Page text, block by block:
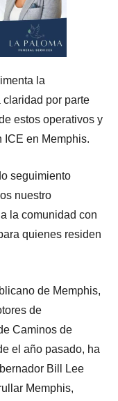
la
por parte
estos operativos y
ICE en Memphis.
seguimiento
nuestro
la comunidad con
quienes residen
de Memphis,
de
Caminos de
el año pasado, ha
Bill Lee
Memphis,